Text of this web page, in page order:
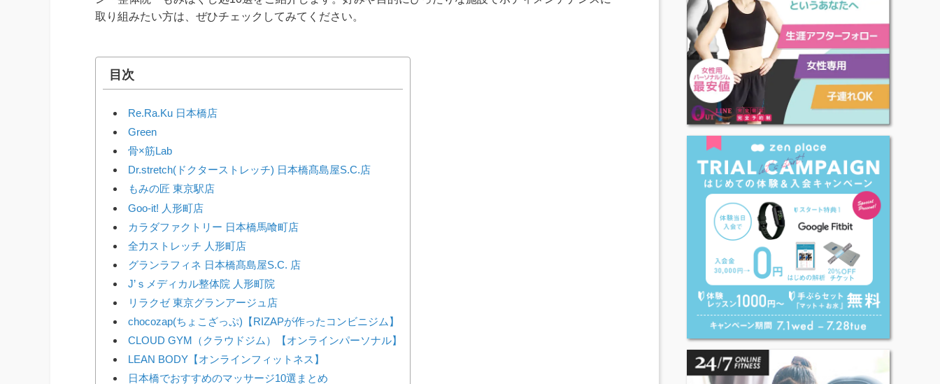
取り組みたい方は、ぜひチェックしてみてください。
目次
Re.Ra.Ku 日本橋店
Green
骨×筋Lab
Dr.stretch(ドクターストレッチ) 日本橋髙島屋S.C.店
もみの匠 東京駅店
Goo-it! 人形町店
カラダファクトリー 日本橋馬喰町店
全力ストレッチ 人形町店
グランラフィネ 日本橋髙島屋S.C. 店
J’ｓメディカル整体院 人形町院
リラクゼ 東京グランアージュ店
chocozap(ちょこざっぷ)【RIZAPが作ったコンビニジム】
CLOUD GYM（クラウドジム）【オンラインパーソナル】
LEAN BODY【オンラインフィットネス】
日本橋でおすすめのマッサージ10選まとめ